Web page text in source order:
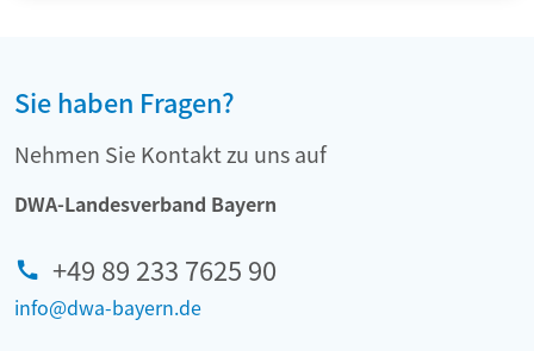
Sie haben Fragen?
Nehmen Sie Kontakt zu uns auf
DWA-Landesverband Bayern
+49 89 233 7625 90
info@dwa-bayern.de